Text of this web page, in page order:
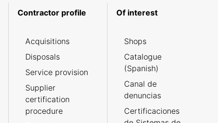
Contractor profile
Acquisitions
Disposals
Service provision
Supplier
certification
procedure
Of interest
Shops
Catalogue
(Spanish)
Canal de
denuncias
Certificaciones